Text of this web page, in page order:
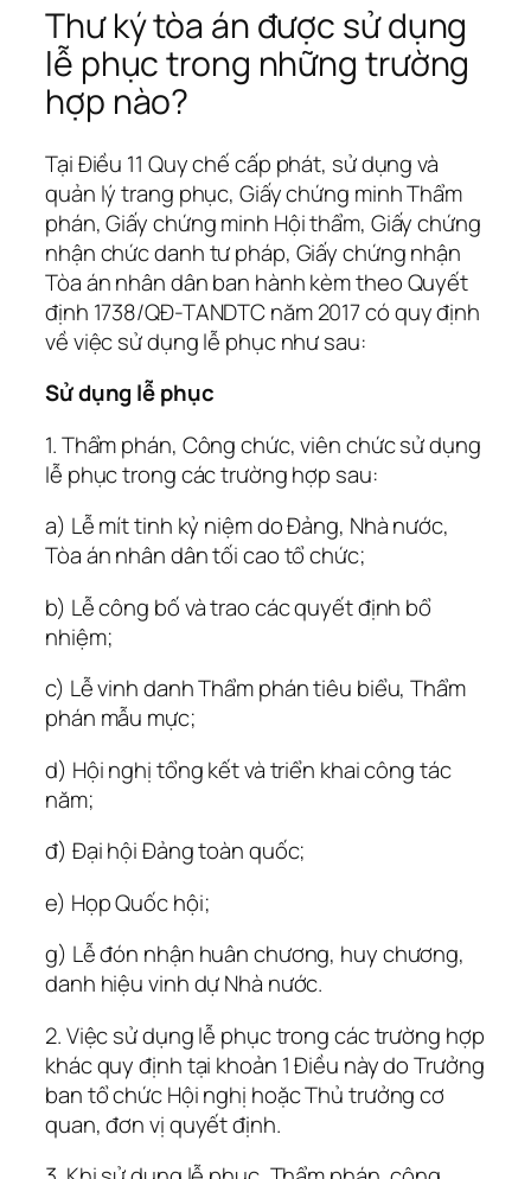
Thư ký tòa án được sử dụng
lễ phục trong những trường
hợp nào?
Tại Điều 11 Quy chế cấp phát, sử dụng và
quản lý trang phục, Giấy chứng minh Thẩm
phán, Giấy chứng minh Hội thẩm, Giấy chứng
nhận chức danh tư pháp, Giấy chứng nhận
Tòa án nhân dân ban hành kèm theo Quyết
định 1738/QĐ-TANDTC năm 2017 có quy định
về việc sử dụng lễ phục như sau:
Sử dụng lễ phục
1. Thẩm phán, Công chức, viên chức sử dụng
lễ phục trong các trường hợp sau:
a) Lễ mít tinh kỷ niệm do Đảng, Nhà nước,
Tòa án nhân dân tối cao tổ chức;
b) Lễ công bố và trao các quyết định bổ
nhiệm;
c) Lễ vinh danh Thẩm phán tiêu biểu, Thẩm
phán mẫu mực;
d) Hội nghị tổng kết và triển khai công tác
năm;
đ) Đại hội Đảng toàn quốc;
e) Họp Quốc hội;
g) Lễ đón nhận huân chương, huy chương,
danh hiệu vinh dự Nhà nước.
2. Việc sử dụng lễ phục trong các trường hợp
khác quy định tại khoản 1 Điều này do Trưởng
ban tổ chức Hội nghị hoặc Thủ trưởng cơ
quan, đơn vị quyết định.